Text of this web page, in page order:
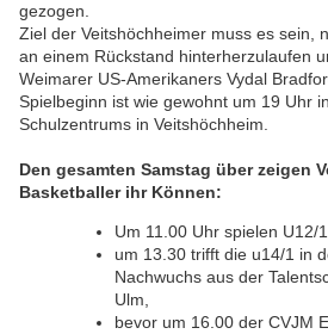
gezogen.
Ziel der Veitshöchheimer muss es sein,
an einem Rückstand hinterherzulaufen
Weimarer US-Amerikaners Vydal
Spielbeginn ist wie gewohnt um 19 Uhr
Schulzentrums in Veitshöchheim.
Den gesamten Samstag über zeigen
Basketballer ihr Können:
Um 11.00 Uhr spielen U12/
um 13.30 trifft die u14/1 in
Nachwuchs aus der
Ulm,
bevor um 16.00 der CVJM